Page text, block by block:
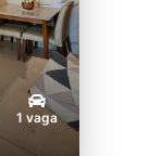
1 vaga